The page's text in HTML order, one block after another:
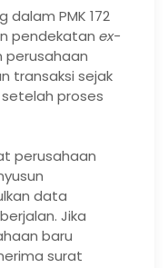
PMK 172
pendekatan ex-
perusahaan
transaksi sejak
proses
perusahaan
data
Jika
baru
surat